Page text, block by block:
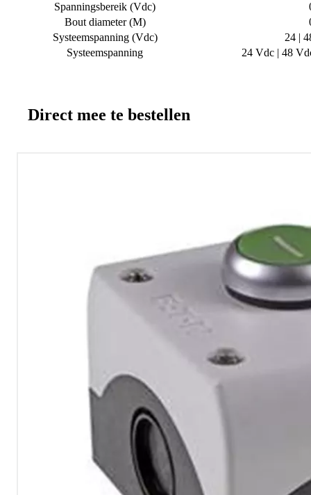
Spanningsbereik (Vdc)
Bout diameter (M)
Systeemspanning (Vdc)
24 |
Systeemspanning
24 Vdc | 48
Direct mee te bestellen